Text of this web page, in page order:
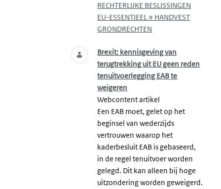
RECHTERLIJKE BESLISSINGEN
EU-ESSENTIEEL » HANDVEST
GRONDRECHTEN
Brexit: kennisgeving van
terugtrekking uit EU geen reden
tenuitvoerlegging EAB te
weigeren
Webcontent artikel
Een EAB moet, gelet op het
beginsel van wederzijds
vertrouwen waarop het
kaderbesluit EAB is gebaseerd,
in de regel tenuitvoer worden
gelegd. Dit kan alleen bij hoge
uitzondering worden geweigerd.